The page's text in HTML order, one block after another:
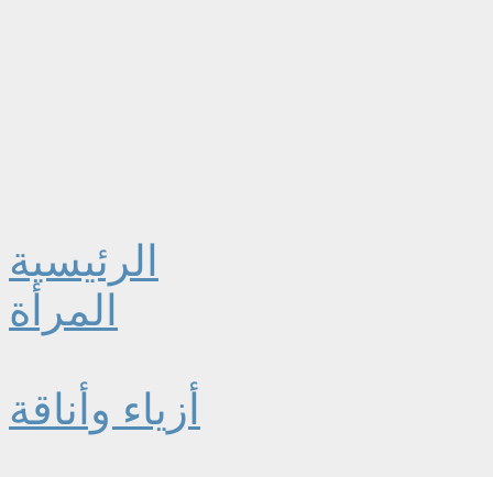
الرئيسية
المرأة
أزياء وأناقة